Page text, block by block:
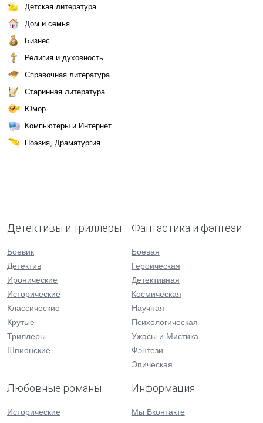
Детская литература
Дом и семья
Бизнес
Религия и духовность
Справочная литература
Старинная литература
Юмор
Компьютеры и Интернет
Поэзия, Драматургия
Детективы и триллеры
Боевик
Детектив
Иронические
Исторические
Классические
Крутые
Триллеры
Шпионские
Фантастика и фэнтези
Боевая
Героическая
Детективная
Космическая
Научная
Психологическая
Ужасы и Мистика
Фэнтези
Эпическая
Любовные романы
Исторические
Информация
Мы Вконтакте